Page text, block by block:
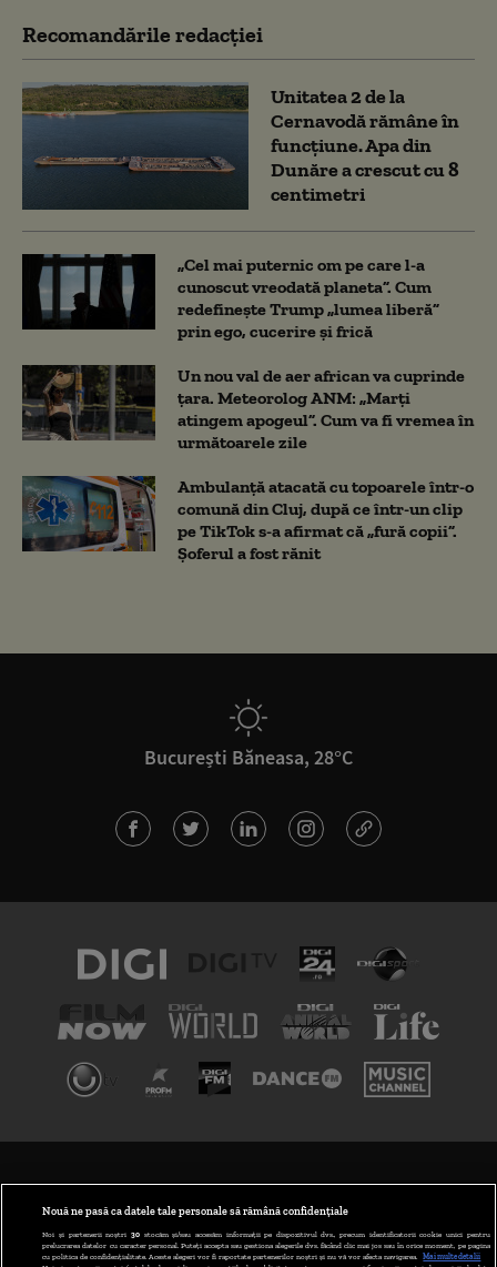
Recomandările redacţiei
Unitatea 2 de la
Cernavodă rămâne în
funcțiune. Apa din
Dunăre a crescut cu 8
centimetri
„Cel mai puternic om pe care l-a
cunoscut vreodată planeta”. Cum
redefinește Trump „lumea liberă”
prin ego, cucerire și frică
Un nou val de aer african va cuprinde
țara. Meteorolog ANM: „Marți
atingem apogeul”. Cum va fi vremea în
următoarele zile
Ambulanţă atacată cu topoarele într-o
comună din Cluj, după ce într-un clip
pe TikTok s-a afirmat că „fură copii”.
Șoferul a fost rănit
București Băneasa, 28°C
ABONARE DIGI TV
Nouă ne pasă ca datele tale personale să rămână confidențiale
Noi și partenerii noștri 30stocăm și/sau accesăm informații pe dispozitivul dvs., precum identificatorii cookie unici pentru
prelucrarea datelor cu caracter personal. Puteți accepta sau gestiona alegerile dvs. făcând clic mai jos sau în orice moment, pe pagina
cu politica de confidențialitate. Aceste alegeri vor fi raportate partenerilor noștri și nu vă vor afecta navigarea.
Mai multe detalii